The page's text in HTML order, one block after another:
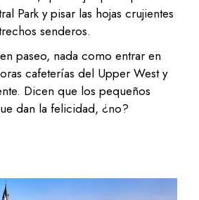
Park y pisar las hojas crujientes
senderos.
paseo, nada como entrar en
cafeterías del Upper West y
Dicen que los pequeños
dan la felicidad, ¿no?